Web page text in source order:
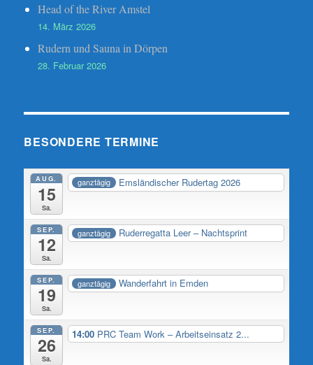
Head of the River Amstel
14. März 2026
Rudern und Sauna in Dörpen
28. Februar 2026
BESONDERE TERMINE
AUG.
15
Sa.
ganztägig Emsländischer Rudertag 2026
SEP.
12
Sa.
ganztägig Ruderregatta Leer – Nachtsprint
SEP.
19
Sa.
ganztägig Wanderfahrt in Emden
SEP.
26
Sa.
14:00 PRC Team Work – Arbeitseinsatz 2...